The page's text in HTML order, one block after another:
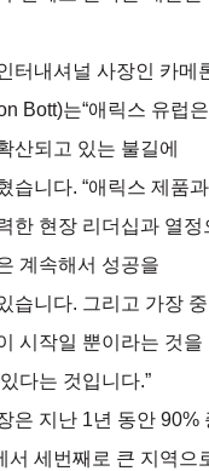
터내셔널 사장인 카메
Bott)는“애릭스 유럽
산되고 있는 불길에
습니다. “애릭스 제품
한 현장 리더십과 열정
계속해서 성공을
습니다. 그리고 가장
시작일 뿐이라는 것을
다는 것입니다.”
은 지난 1년 동안 90%
서 세번째로 큰 지역으